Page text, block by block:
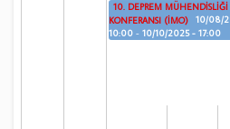
10. DEPREM MÜHENDİSLİĞİ
KONFERANSI (İMO)
10/08/
10:00 -10/10/2025 - 17:00